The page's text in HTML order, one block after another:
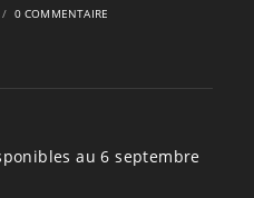
/ 0 COMMENTAIRE
au 6 septembre